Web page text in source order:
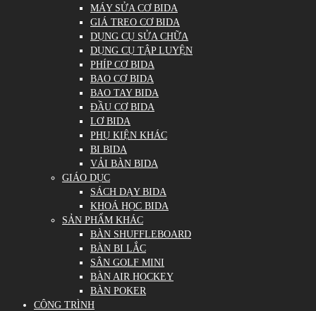
MÁY SỬA CƠ BIDA
GIÁ TREO CƠ BIDA
DỤNG CỤ SỬA CHỮA
DỤNG CỤ TẬP LUYỆN
PHÍP CƠ BIDA
BAO CƠ BIDA
BAO TAY BIDA
ĐẦU CƠ BIDA
LƠ BIDA
PHỤ KIỆN KHÁC
BI BIDA
VẢI BÀN BIDA
GIÁO DỤC
SÁCH DẠY BIDA
KHOÁ HỌC BIDA
SẢN PHẨM KHÁC
BÀN SHUFFLEBOARD
BÀN BI LẮC
SÂN GOLF MINI
BÀN AIR HOCKEY
BÀN POKER
CÔNG TRÌNH